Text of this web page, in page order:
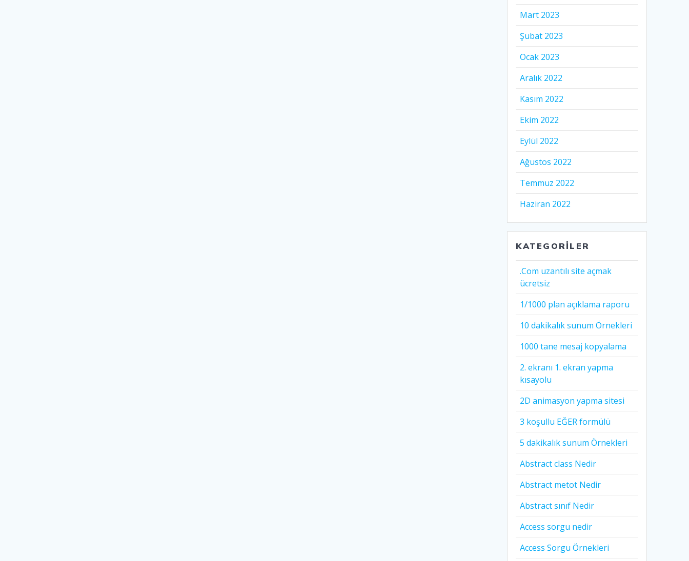
Mart 2023
Şubat 2023
Ocak 2023
Aralık 2022
Kasım 2022
Ekim 2022
Eylül 2022
Ağustos 2022
Temmuz 2022
Haziran 2022
KATEGORILER
.Com uzantılı site açmak
ücretsiz
1/1000 plan açıklama raporu
10 dakikalık sunum Örnekleri
1000 tane mesaj kopyalama
2. ekranı 1. ekran yapma
kısayolu
2D animasyon yapma sitesi
3 koşullu EĞER formülü
5 dakikalık sunum Örnekleri
Abstract class Nedir
Abstract metot Nedir
Abstract sınıf Nedir
Access sorgu nedir
Access Sorgu Örnekleri